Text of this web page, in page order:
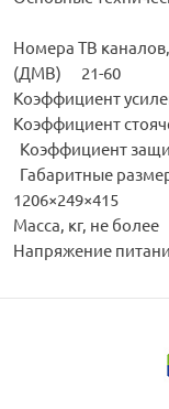
Номера ТВ
(ДМВ) 21-60
Коэффициент
Коэффициент
Коэффициент
Габаритные
1206×249×415
Масса, кг, не
Напряжение